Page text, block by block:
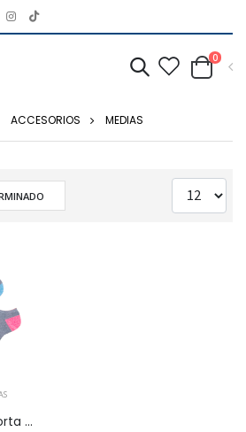
0
ACCESORIOS MEDIAS
skechers - medias corta no show para niña junior